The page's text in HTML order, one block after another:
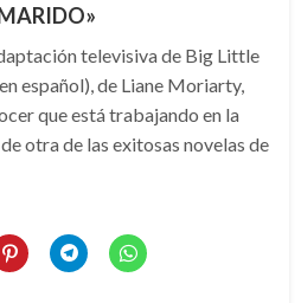
televisiva de Big Little
español), de Liane Moriarty,
que está trabajando en la
otra de las exitosas novelas de